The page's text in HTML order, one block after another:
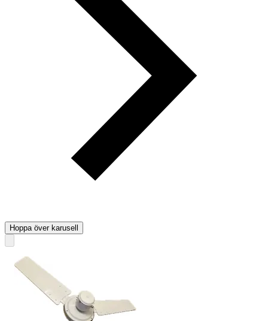
Hoppa över karusell